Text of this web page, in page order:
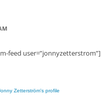
feed user=”jonnyzetterstrom”]
Zetterström's profile